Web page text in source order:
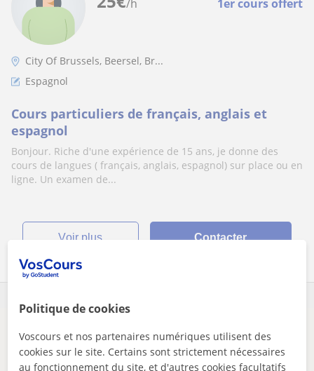
/h 1er cours offert
City Of Brussels, Beersel, Br...
Espagnol
Cours particuliers de français, anglais et
espagnol
Bonjour. Riche d'une expérience de 15 ans, je donne des
cours de langues ( français, anglais, espagnol) sur place ou en
ligne. Un examen de...
voir plus Contacter
Il semblerait que votre recherche soit très précise.
Ajustez votre recherche pour voir plus de résultats ou
Politique de cookies
Voscours et nos partenaires numériques utilisent des
cookies sur le site. Certains sont strictement nécessaires
au fonctionnement du site, et d'autres cookies facultatifs